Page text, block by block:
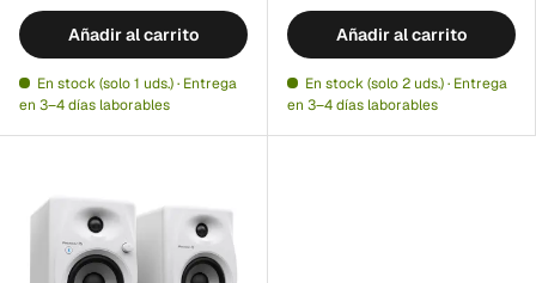
Añadir al carrito
En stock (solo 1 uds.) · Entrega
en 3–4 días laborables
Añadir al carrito
En stock (solo 2 uds.) · Entrega
en 3–4 días laborables